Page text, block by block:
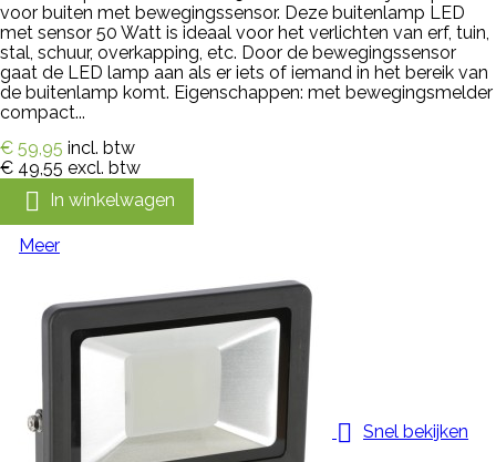
voor buiten met bewegingssensor. Deze buitenlamp LED
met sensor 50 Watt is ideaal voor het verlichten van erf, tuin,
stal, schuur, overkapping, etc. Door de bewegingssensor
gaat de LED lamp aan als er iets of iemand in het bereik van
de buitenlamp komt. Eigenschappen: met bewegingsmelder
compact...
€ 59,95 incl. btw
€ 49,55 excl. btw
 In winkelwagen
Meer
 Snel bekijken